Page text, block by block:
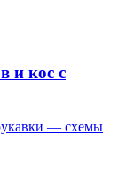
и кос с
— схемы